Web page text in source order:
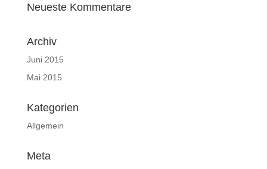
Neueste Kommentare
Archiv
Juni 2015
Mai 2015
Kategorien
Allgemein
Meta